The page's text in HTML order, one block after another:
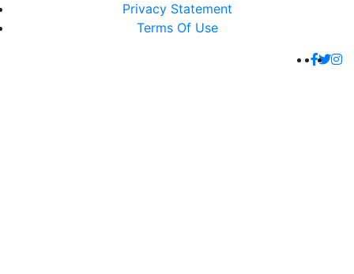
Privacy Statement
Terms Of Use